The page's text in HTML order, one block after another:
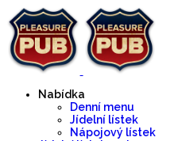
Nabídka
Denní menu
Jídelní lístek
Nápojový lístek